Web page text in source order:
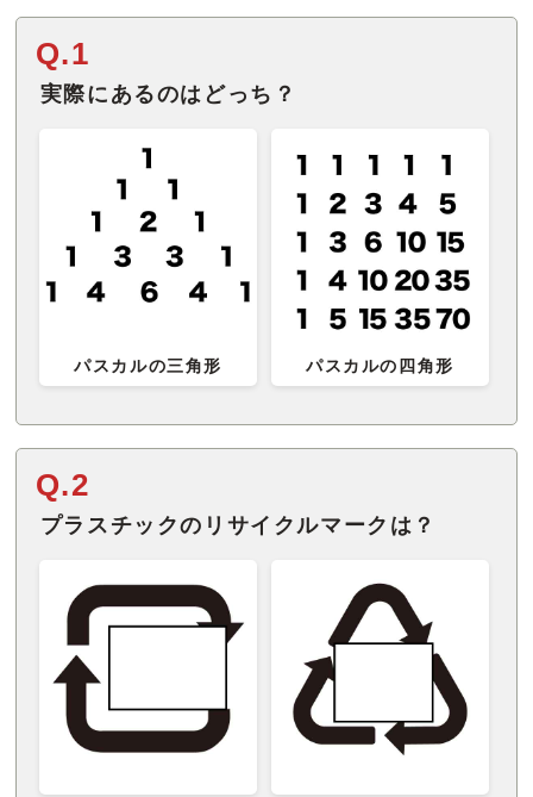
Q.1
実際にあるのはどっち？
パスカルの三角形 パスカルの四角形
Q.2
プラスチックのリサイクルマークは？